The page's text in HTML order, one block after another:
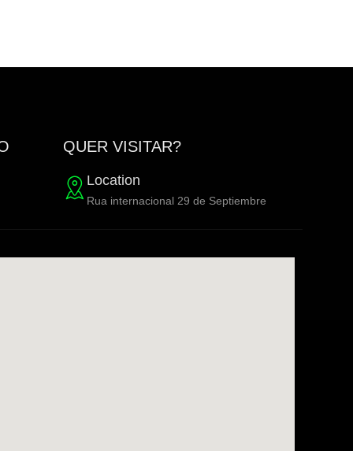
QUER VISITAR?
Location
Rua internacional 29 de Septiembre